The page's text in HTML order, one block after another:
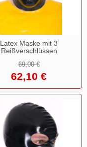
Latex Maske mit 3
Reißverschlüssen
69,00 €
62,10 €